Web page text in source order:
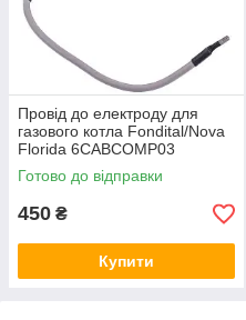
Провід до електроду для
газового котла Fondital/Nova
Florida 6CABCOMP03
Готово до відправки
450 ₴
Купити